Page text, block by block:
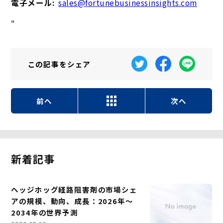
電子メール: sales@fortunebusinessinsights.com
"
この記事をシェア
前へ 次へ
新着記事
ヘッジホッグ経路阻害剤の市場シェ
アの規模、動向、成長：2026年～
2034年の世界予測